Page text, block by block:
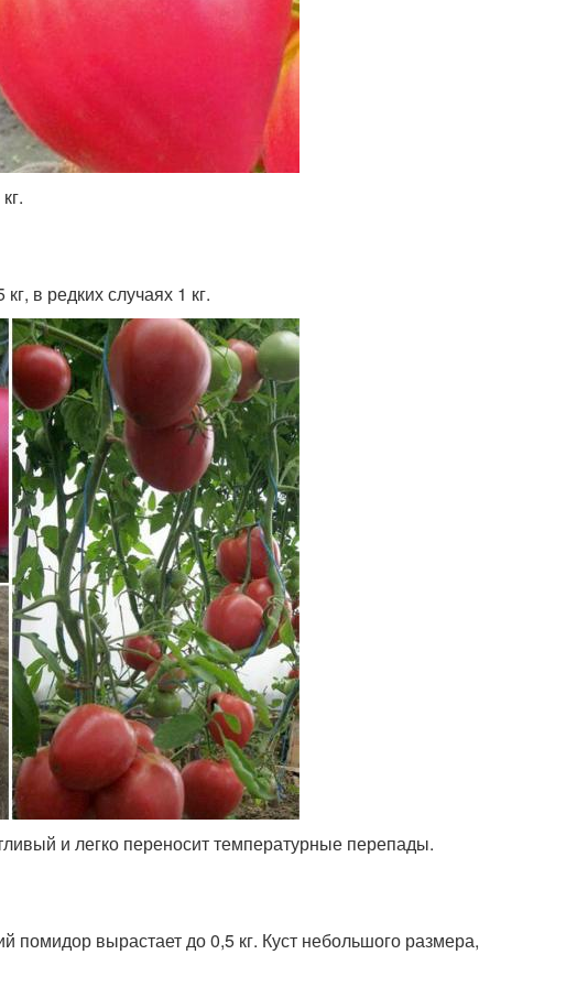
в редких случаях 1 кг.
и легко переносит температурные перепады.
вырастает до 0,5 кг. Куст небольшого размера,